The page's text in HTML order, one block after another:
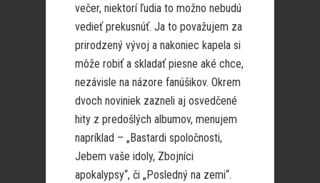
večer, niektorí ľudia to možno nebudú
vedieť prekusnúť. Ja to považujem za
prirodzený vývoj a nakoniec kapela si
môže robiť a skladať piesne aké chce,
nezávisle na názore fanúšikov. Okrem
dvoch noviniek zazneli aj osvedčené
hity z predošlých albumov, menujem
napríklad – „Bastardi spoločnosti,
Jebem vaše idoly, Zbojníci
apokalypsy“, či „Posledný na zemi“.